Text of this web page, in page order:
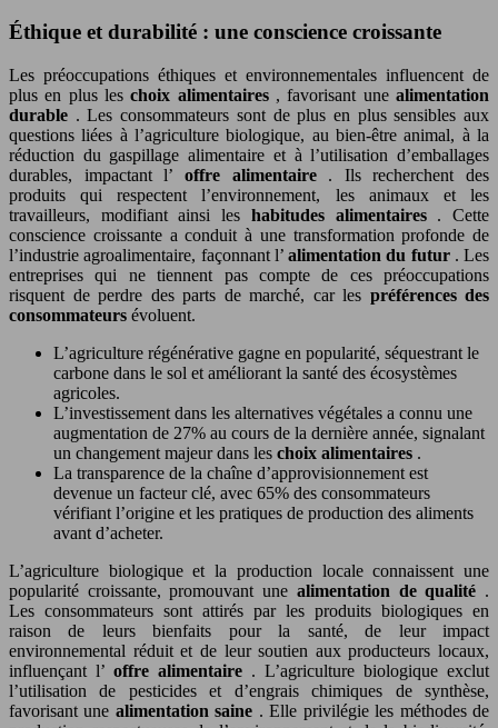
Éthique et durabilité : une conscience croissante
Les préoccupations éthiques et environnementales influencent de
plus en plus leschoix alimentaires , favorisant unealimentation
durable . Les consommateurs sont de plus en plus sensibles aux
questions liées à l’agriculture biologique, au bien-être animal, à la
réduction du gaspillage alimentaire et à l’utilisation d’emballages
durables, impactant l’ offre alimentaire . Ils recherchent des
produits qui respectent l’environnement, les animaux et les
travailleurs, modifiant ainsi les habitudes alimentaires . Cette
conscience croissante a conduit à une transformation profonde de
l’industrie agroalimentaire, façonnant l’ alimentation du futur . Les
entreprises qui ne tiennent pas compte de ces préoccupations
risquent de perdre des parts de marché, car les préférences des
consommateurs évoluent.
L’agriculture régénérative gagne en popularité, séquestrant le
carbone dans le sol et améliorant la santé des écosystèmes
agricoles.
L’investissement dans les alternatives végétales a connu une
augmentation de 27% au cours de la dernière année, signalant
un changement majeur dans les choix alimentaires .
La transparence de la chaîne d’approvisionnement est
devenue un facteur clé, avec 65% des consommateurs
vérifiant l’origine et les pratiques de production des aliments
avant d’acheter.
L’agriculture biologique et la production locale connaissent une
popularité croissante, promouvant une alimentation de qualité .
Les consommateurs sont attirés par les produits biologiques en
raison de leurs bienfaits pour la santé, de leur impact
environnemental réduit et de leur soutien aux producteurs locaux,
influençant l’ offre alimentaire . L’agriculture biologique exclut
l’utilisation de pesticides et d’engrais chimiques de synthèse,
favorisant une alimentation saine . Elle privilégie les méthodes de